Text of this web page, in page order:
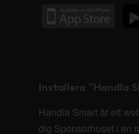
Installera "Handla
Handla Smart är ett
dig Sponsorhuset i en